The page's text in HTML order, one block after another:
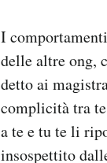
I
delle altre ong,
detto ai
complicità tra
a te e tu te li
insospettito